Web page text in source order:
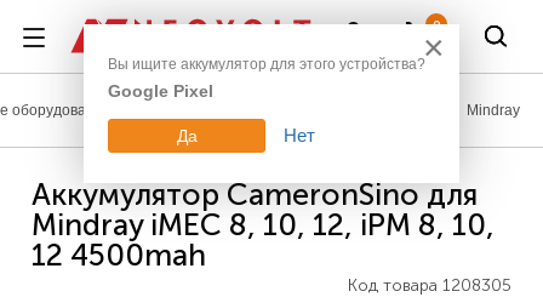
0
Mindray
Аккумулятор CameronSino для
Mindray iMEC 8, 10, 12, iPM 8, 10,
12 4500mah
Код товара 1208305
×
Вы ищите аккумулятор для этого устройства?
Google Pixel
Да Нет